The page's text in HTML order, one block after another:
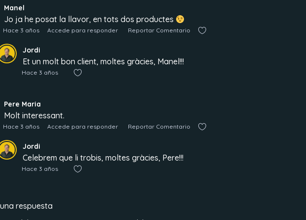
Manel
Jo ja he posat la llavor, en tots dos productes
Hace 3 años Accede para responder Reportar Comentario
Jordi
Et un molt bon client, moltes gràcies, Manel!!!
Hace 3 años
Pere Maria
Molt interessant.
Hace 3 años Accede para responder Reportar Comentario
Jordi
Celebrem que li trobis, moltes gràcies, Pere!!!
Hace 3 años
respuesta